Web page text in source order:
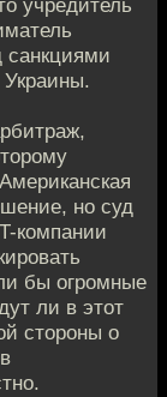
учредитель
санкциями
но суд
компании
бы огромные
ли в этот
стороны о